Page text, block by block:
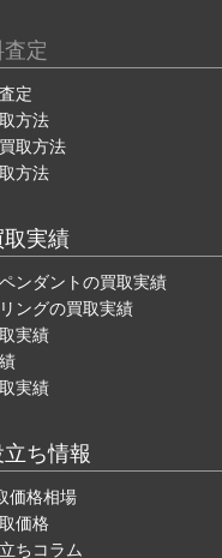
定
定
方法
取方法
方法
実績
ンダントの買取実績
ングの買取実績
実績
実績
ち情報
価格相場
価格
ちコラム